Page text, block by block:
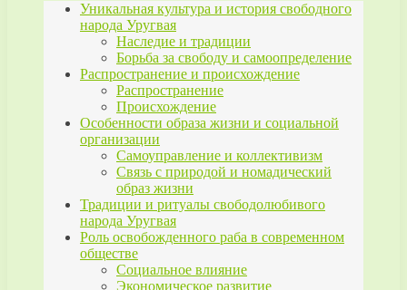
Уникальная культура и история свободного
народа Уругвая
Наследие и традиции
Борьба за свободу и самоопределение
Распространение и происхождение
Распространение
Происхождение
Особенности образа жизни и социальной
организации
Самоуправление и коллективизм
Связь с природой и номадический
образ жизни
Традиции и ритуалы свободолюбивого
народа Уругвая
Роль освобожденного раба в современном
обществе
Социальное влияние
Экономическое развитие